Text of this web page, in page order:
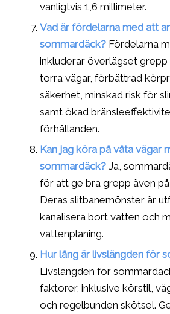
vanligtvis 1,6 millimeter.
Vad är fördelarna med att
sommardäck?Fördelarna
inkluderar överlägset
torra vägar, förbättrad
säkerhet, minskad risk för
samt ökad
förhållanden.
Kan jag köra på våta vägar
sommardäck?Ja,
för att ge bra grepp även på
Deras slitbanemönster är
kanalisera bort vatten och
vattenplaning.
Hur lång är livslängden för
Livslängden för
faktorer, inklusive körstil,
och regelbunden skötsel.